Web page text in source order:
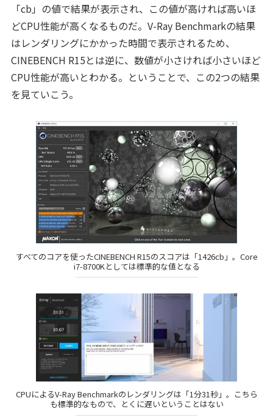
「cb」の値で結果が表示され、この値が高ければ高いほ
どCPU性能が高くなるものだ。V-Ray Benchmarkの結果
はレンダリングにかかった時間で表示されるため、
CINEBENCH R15とは逆に、数値が小さければ小さいほど
CPU性能が高いとわかる。ということで、この2つの結果
を見ていこう。
すべてのコアを使ったCINEBENCH R15のスコアは「1426cb」。Core
i7-8700Kとしては標準的な値となる
CPUによるV-Ray Benchmarkのレンダリングは「1分31秒」。こちら
も標準的なもので、とくに遅いということはない